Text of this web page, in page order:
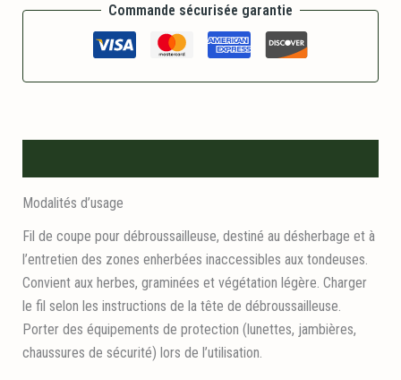
Commande sécurisée garantie
Modalités d’usage
Fil de coupe pour débroussailleuse, destiné au désherbage et à
l’entretien des zones enherbées inaccessibles aux tondeuses.
Convient aux herbes, graminées et végétation légère. Charger
le fil selon les instructions de la tête de débroussailleuse.
Porter des équipements de protection (lunettes, jambières,
chaussures de sécurité) lors de l’utilisation.